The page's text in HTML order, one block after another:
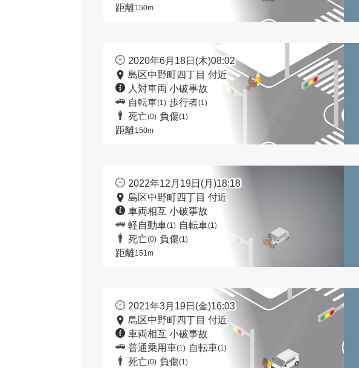
距離150m
2020年6月18日(木)08:02
島区中野町四丁目 付近
人対車両 小破事故
自転車(1) 歩行者(1)
死亡(0) 負傷(1)
距離150m
2022年12月19日(月)18:18
島区中野町四丁目 付近
車両相互 小破事故
軽自動車(1) 自転車(1)
死亡(0) 負傷(1)
距離151m
2021年3月19日(金)16:03
島区中野町四丁目 付近
車両相互 小破事故
普通乗用車(1) 自転車(1)
死亡(0) 負傷(1)